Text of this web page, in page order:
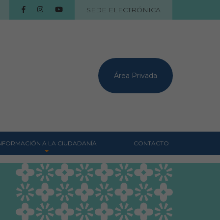
SEDE ELECTRÓNICA
Área Privada
A LA CIUDADANÍA
Centros veterinarios
Colegiados
Consejos para tus
mascotas
CONTACTO